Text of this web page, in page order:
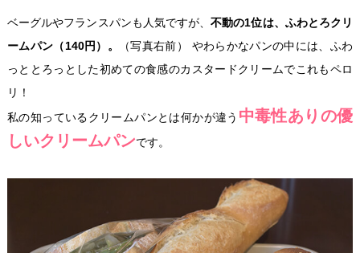
ベーグルやフランスパンも人気ですが、不動の1位は、ふわとろクリ
ームパン（140円）。
（写真右前） やわらかなパンの中には、ふわ
っととろっとした初めての食感のカスタードクリームでこれもペロ
リ！
私の知っているクリームパンとは何かが違う 中毒性ありの優
しいクリームパンです。